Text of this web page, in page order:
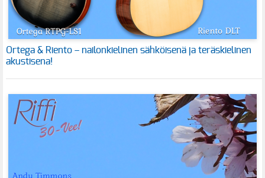
Ortega & Riento – nailonkielinen sähköisenä ja teräskielinen
akustisena!